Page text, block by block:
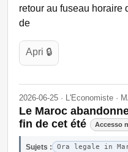
retour au fuseau horaire
de
Apri 🔒
2026-06-25 · L'Economiste ·
Le Maroc
fin de cet été
Accesso
Sujets : Ora legale in